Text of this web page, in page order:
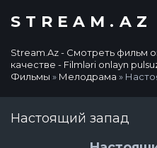
STREAM.AZ
Stream.Az - Смотреть фильм
качестве - Filmləri onlayn
Фильмы » Мелодрама »
Настоящий запад